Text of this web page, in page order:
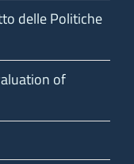
delle Politiche
of